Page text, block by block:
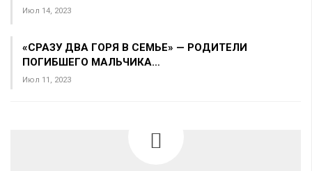
Июл 14, 2023
«СРАЗУ ДВА ГОРЯ В СЕМЬЕ» — РОДИТЕЛИ
ПОГИБШЕГО МАЛЬЧИКА…
Июл 11, 2023